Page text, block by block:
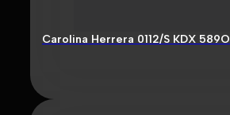
Carolina Herrera 0112/S KDX 589O